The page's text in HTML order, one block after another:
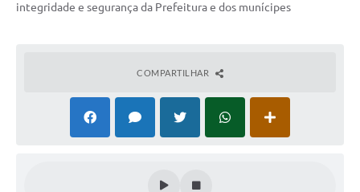
integridade e segurança da Prefeitura e dos munícipes
COMPARTILHAR